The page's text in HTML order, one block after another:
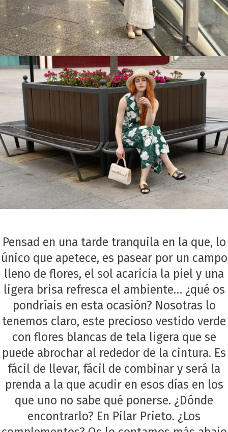
Pensad en una tarde tranquila en la que, lo
único que apetece, es pasear por un campo
lleno de flores, el sol acaricia la piel y una
ligera brisa refresca el ambiente… ¿qué os
pondríais en esta ocasión? Nosotras lo
tenemos claro, este precioso vestido verde
con flores blancas de tela ligera que se
puede abrochar al rededor de la cintura. Es
fácil de llevar, fácil de combinar y será la
prenda a la que acudir en esos días en los
que uno no sabe qué ponerse. ¿Dónde
encontrarlo? En Pilar Prieto. ¿Los